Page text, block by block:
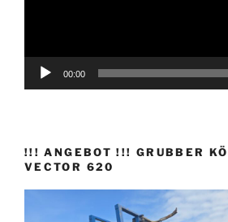
00:00
!!! ANGEBOT !!! GRUBBER
VECTOR 620